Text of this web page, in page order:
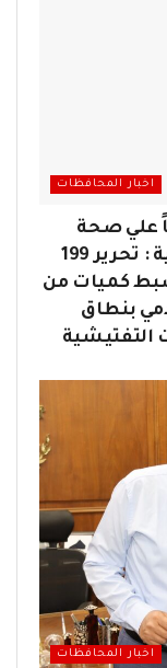
اخبار المحافظات
علي صحة
وسلامة المواطنين تموين المنوفية : تحرير 199
كميات من
بنطاق
التفتيشية
اخبار المحافظات